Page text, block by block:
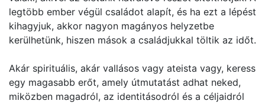
legtöbb ember végül családot alapít, és ha ezt a lépést
kihagyjuk, akkor nagyon magányos helyzetbe
kerülhetünk, hiszen mások a családjukkal töltik az időt.
Akár spirituális, akár vallásos vagy ateista vagy, keress
egy magasabb erőt, amely útmutatást adhat neked,
miközben magadról, az identitásodról és a céljaidról